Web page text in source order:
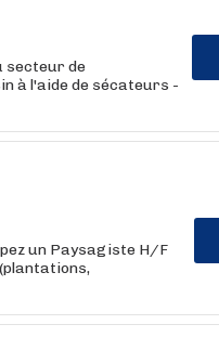
secteur de
à l'aide de sécateurs -
un Paysagiste H/F